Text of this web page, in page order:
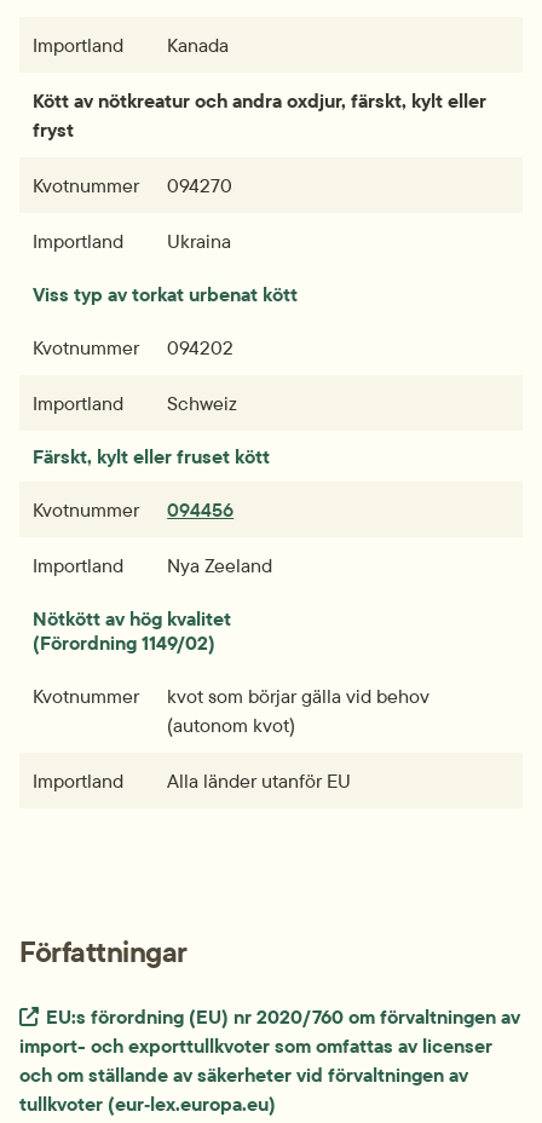
Importland Kanada
Kött av nötkreatur och andra oxdjur, färskt, kylt eller
fryst
Kvotnummer 094270
Importland Ukraina
Viss typ av torkat urbenat kött
Kvotnummer 094202
Importland Schweiz
Färskt, kylt eller fruset kött
Kvotnummer 094456pdf, 66.1 kB.
Importland Nya Zeeland
Nötkött av hög kvalitet
(Förordning 1149/02)
Kvotnummer
kvot som börjar gälla vid behov
(autonom kvot)
Importland Alla länder utanför EU
Författningar
Extern länk.
EU:s förordning (EU) nr 2020/760 om förvaltningen av
import- och exporttullkvoter som omfattas av licenser
och om ställande av säkerheter vid förvaltningen av
tullkvoter (eur‑lex.europa.eu)